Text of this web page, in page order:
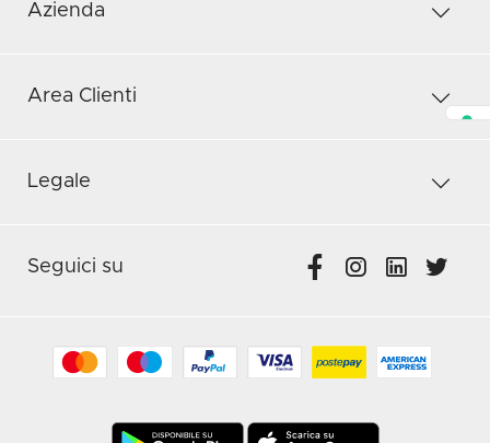
Azienda
Area Clienti
Legale
Seguici su